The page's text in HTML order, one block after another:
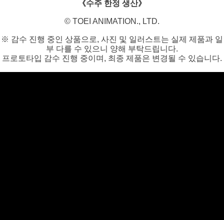
《수주 한정 생산》
©️ TOEI ANIMATION., LTD.
※ 감수 진행 중인 상품으로, 사진 및 일러스트는 실제 제품과 일
부 다를 수 있으니 양해 부탁드립니다.
프로토타입 감수 진행 중이며, 최종 제품은 변경될 수 있습니다.